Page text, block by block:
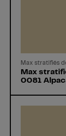
Max stratifiés
Max
0081